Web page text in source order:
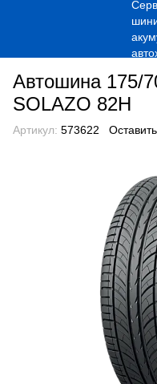
Автошина 175/
SOLAZO 82H
Артикул: 573622